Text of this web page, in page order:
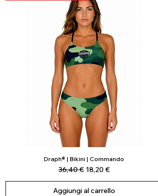
Vista rapida
Draph® | Bikini | Commando
Prezzo regolare
36,40 € Prezzo scontato
18,20 €
Aggiungi al carrello